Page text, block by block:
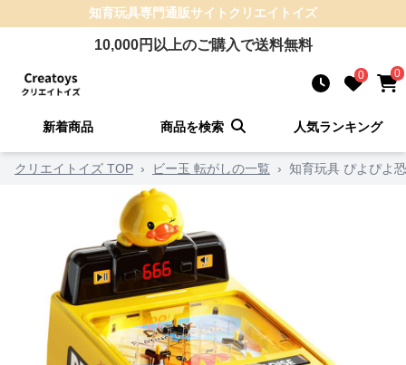
知育玩具専門通販サイト クリエイトイズ
10,000円以上のご購入で送料無料
0 0
新着商品 商品を検索 人気ランキング
クリエイトイズ TOP › ビー玉 転がしの一覧 › 知育玩具 ぴよぴよ